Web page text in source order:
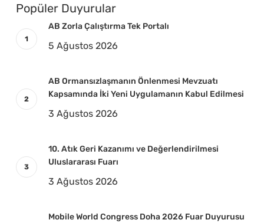
Popüler Duyurular
AB Zorla Çalıştırma Tek Portalı
5 Ağustos 2026
AB Ormansızlaşmanın Önlenmesi Mevzuatı
Kapsamında İki Yeni Uygulamanın Kabul Edilmesi
3 Ağustos 2026
10. Atık Geri Kazanımı ve Değerlendirilmesi
Uluslararası Fuarı
3 Ağustos 2026
Mobile World Congress Doha 2026 Fuar Duyurusu